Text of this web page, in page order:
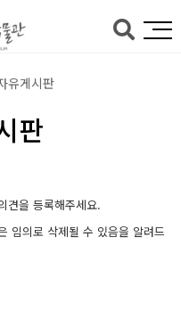
유게시판
판
견을 등록해주세요.
임의로 삭제될 수 있음을 알려드